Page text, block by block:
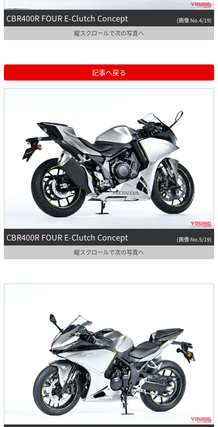
CBR400R FOUR E-Clutch Concept (画像 No.4/19)
縦スクロールで次の写真へ
記事へ戻る
CBR400R FOUR E-Clutch Concept (画像 No.5/19)
縦スクロールで次の写真へ